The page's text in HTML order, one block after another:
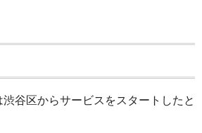
谷区からサービスをスタートしたと